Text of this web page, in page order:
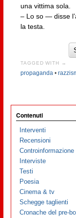
una vittima sola.
– Lo so — disse
la testa.
TAGGED WITH →
propaganda•
Contenuti
Interventi
Recensioni
Controinformazione
Interviste
Testi
Poesia
Cinema & tv
Schegge taglienti
Cronache del pre-